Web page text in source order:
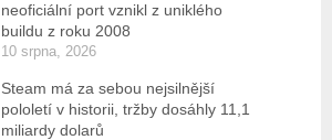
neoficiální port vznikl z uniklého
buildu z roku 2008
10 srpna, 2026
Steam má za sebou nejsilnější
pololetí v historii, tržby dosáhly 11,1
miliardy dolarů